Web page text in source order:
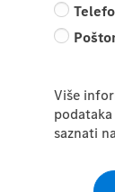
Više
saznati